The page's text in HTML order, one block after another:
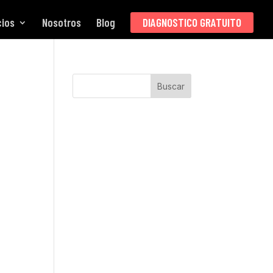
Nosotros Blog DIAGNOSTICO GRATUITO
Buscar